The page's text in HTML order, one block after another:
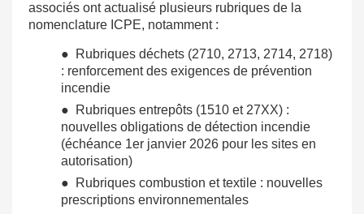
associés ont actualisé plusieurs rubriques de la
nomenclature ICPE, notamment :
● Rubriques déchets (2710, 2713, 2714, 2718)
: renforcement des exigences de prévention
incendie
● Rubriques entrepôts (1510 et 27XX) :
nouvelles obligations de détection incendie
(échéance 1er janvier 2026 pour les sites en
autorisation)
● Rubriques combustion et textile : nouvelles
prescriptions environnementales